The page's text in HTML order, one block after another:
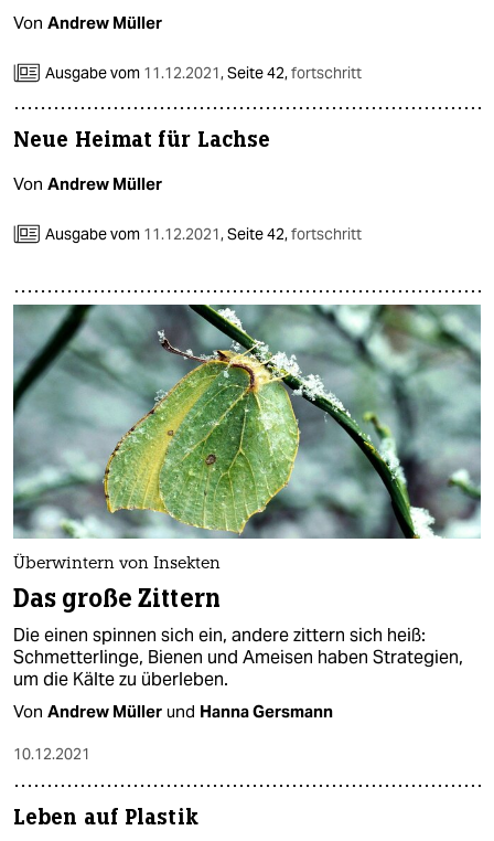
Von Andrew Müller
Ausgabe vom 11.12.2021,Seite 42,fortschritt
Neue Heimat für Lachse
Von Andrew Müller
Ausgabe vom 11.12.2021,Seite 42,fortschritt
Überwintern von Insekten
Das große Zittern
Die einen spinnen sich ein, andere zittern sich heiß:
Schmetterlinge, Bienen und Ameisen haben Strategien,
um die Kälte zu überleben.
Von Andrew Müller und Hanna Gersmann
10.12.2021
Leben auf Plastik